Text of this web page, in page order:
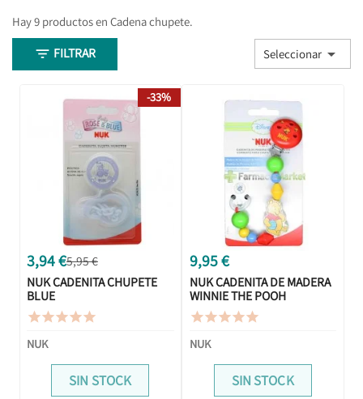
Hay 9 productos en Cadena chupete.
 FILTRAR Seleccionar 
3,94 €5,95 €
NUK CADENITA CHUPETE
BLUE

NUK
SIN STOCK
-33%
9,95 €
NUK CADENITA DE MADERA
WINNIE THE POOH

NUK
SIN STOCK